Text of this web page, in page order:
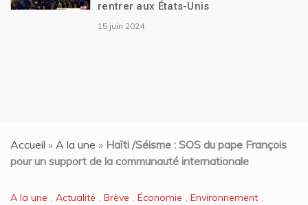
rentrer aux États-Unis
15 juin 2024
Accueil » A la une » Haïti /Séisme : SOS du pape François
pour un support de la communauté internationale
A la une , Actualité , Brève , Économie , Environnement ,